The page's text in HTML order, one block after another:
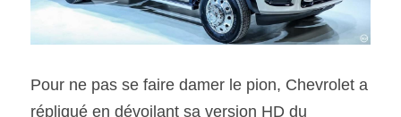
Pour ne pas se faire damer le pion, Chevrolet a
répliqué en dévoilant sa version HD du